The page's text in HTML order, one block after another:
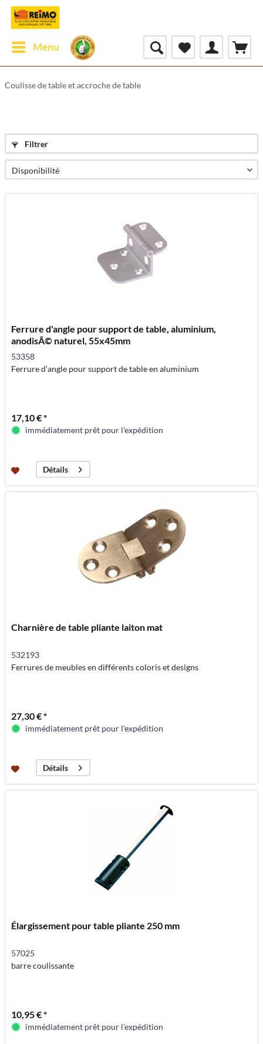
Menu
Coulisse de table et accroche de table
Filtrer
Ferrure d'angle pour support de table, aluminium,
anodisÃ© naturel, 55x45mm
53358
Ferrure d'angle pour support de table en aluminium
17,10 € *
immédiatement prêt pour l'expédition
Détails
Charnière de table pliante laiton mat
532193
Ferrures de meubles en différents coloris et designs
27,30 € *
immédiatement prêt pour l'expédition
Détails
Élargissement pour table pliante 250 mm
57025
barre coulissante
10,95 € *
immédiatement prêt pour l'expédition